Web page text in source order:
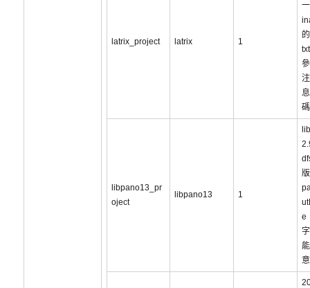
latrix_project latrix 1
的
libpano13_pr
oject
libpano13 1
e